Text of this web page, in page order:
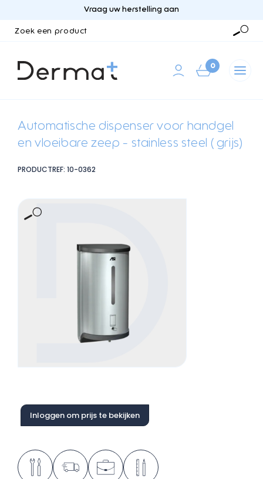
Vraag uw herstelling aan
0
Automatische dispenser voor handgel
en vloeibare zeep - stainless steel ( grijs)
PRODUCTREF: 10-0362
Inloggen om prijs te bekijken